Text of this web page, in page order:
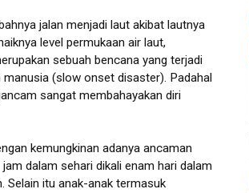
jalan menjadi laut akibat lautnya
level permukaan air laut,
sebuah bencana yang terjadi
(slow onset disaster). Padahal
sangat membahayakan diri
kemungkinan adanya ancaman
dalam sehari dikali enam hari dalam
Selain itu anak-anak termasuk